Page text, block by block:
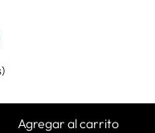
Agregar al carrito